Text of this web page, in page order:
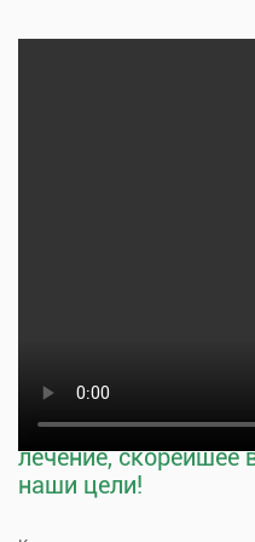
Тщательная
лечение,
наши цели!